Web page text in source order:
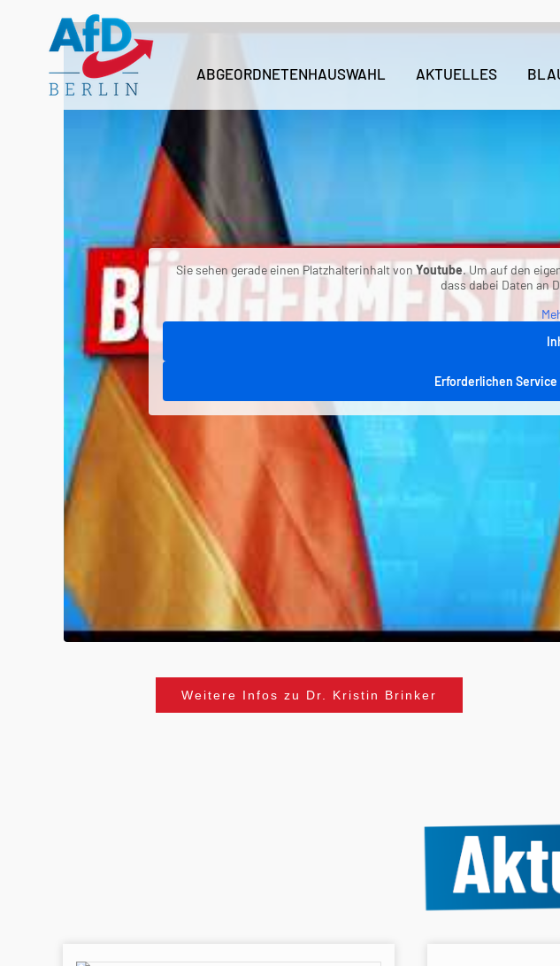
springen
ABGEORDNETENHAUSWAHL AKTUELLES
Sie sehen gerade einen Platzhalterinhalt von Youtube. Um auf den
dass dabei Daten an
Erforderlichen
Weitere Infos zu Dr. Kristin Brinker